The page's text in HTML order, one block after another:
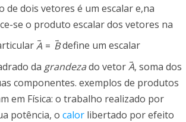
dois vetores é um escalar e,na
se o produto escalar dos vetores na
→
A = →
Bdefine um escalar
da grandezado vetor →
A, soma dos
componentes. exemplos de produtos
em Física: o trabalho realizado por
potência, o calor libertado por efeito